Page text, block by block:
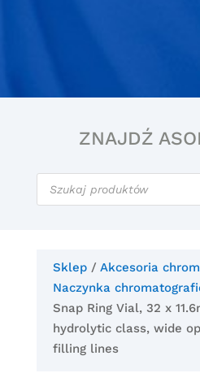
ZNAJDŹ
Wyszukiwarka
produktów
Sklep/ Akcesoria
Naczynka
Snap Ring Vial, 32 x
hydrolytic class, wide
filling lines